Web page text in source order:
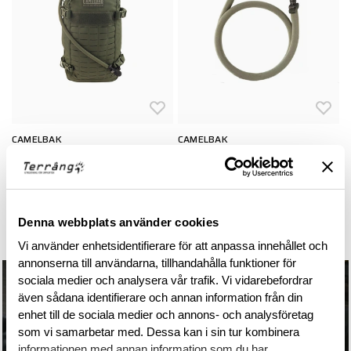
Denna webbplats använder cookies
Vi använder enhetsidentifierare för att anpassa innehållet och
annonserna till användarna, tillhandahålla funktioner för
sociala medier och analysera vår trafik. Vi vidarebefordrar
även sådana identifierare och annan information från din
enhet till de sociala medier och annons- och analysföretag
som vi samarbetar med. Dessa kan i sin tur kombinera
CAMELBAK
1 747 kr2 495 kr
CAMELBAK
Replacement Tube, Foliage
242 kr345 kr